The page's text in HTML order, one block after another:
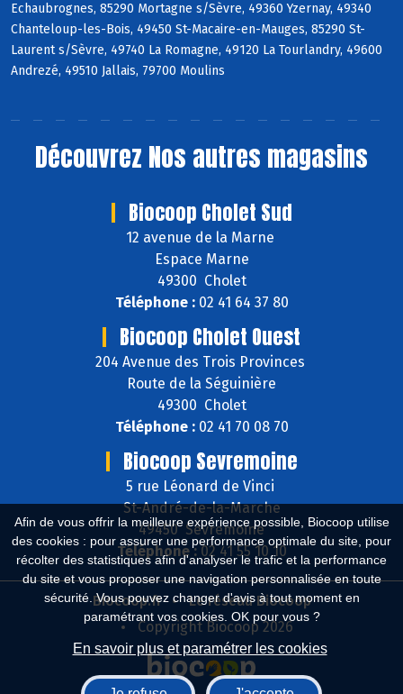
Afin de vous offrir la meilleure expérience possible, Biocoop utilise
des cookies : pour assurer une performance optimale du site, pour
récolter des statistiques afin d'analyser le trafic et la performance
du site et vous proposer une navigation personnalisée en toute
sécurité. Vous pouvez changer d'avis à tout moment en
paramétrant vos cookies. OK pour vous ?
En savoir plus et paramétrer les cookies
Echaubrognes, 85290 Mortagne s/Sèvre, 49360 Yzernay, 49340
Chanteloup-les-Bois, 49450 St-Macaire-en-Mauges, 85290 St-
Laurent s/Sèvre, 49740 La Romagne, 49120 La Tourlandry, 49600
Andrezé, 49510 Jallais, 79700 Moulins
Découvrez Nos autres magasins
Biocoop Cholet Sud
12 avenue de la Marne
Espace Marne
49300 Cholet
Téléphone :02 41 64 37 80
Biocoop Cholet Ouest
204 Avenue des Trois Provinces
Route de la Séguinière
49300 Cholet
Téléphone :02 41 70 08 70
Biocoop Sevremoine
5 rue Léonard de Vinci
St-André-de-la-Marche
49450 Sèvremoine
Téléphone :02 41 55 10 10
Biocoop.fr
Le réseau Biocoop
Copyright Biocoop 2026